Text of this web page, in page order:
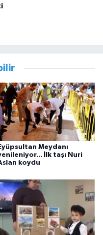
Meydanı
İlk taşı Nuri
koydu